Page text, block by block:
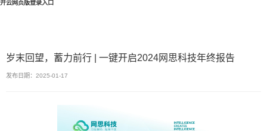
开云网页版登录入口
岁末回望，蓄力前行 | 一键开启2024网思科技年终报告
发布日期：2025-01-17